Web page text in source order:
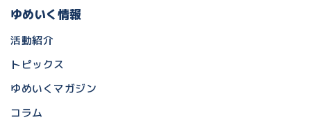
ゆめいく情報
活動紹介
トピックス
ゆめいくマガジン
コラム